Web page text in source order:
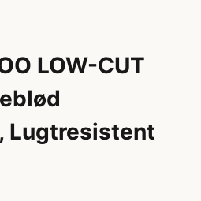
LOW-CUT
Lugtresistent